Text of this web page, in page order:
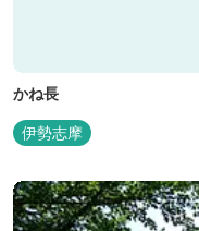
かね長
伊勢志摩